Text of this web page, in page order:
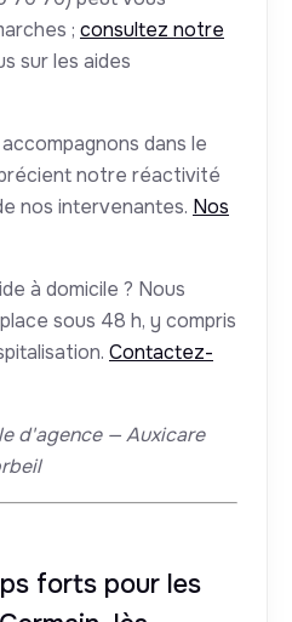
; consultez notre
sur les aides
dans le
notre réactivité
nos intervenantes. Nos
à domicile ? Nous
sous 48 h, y compris
Contactez-
d'agence — Auxicare
forts pour les